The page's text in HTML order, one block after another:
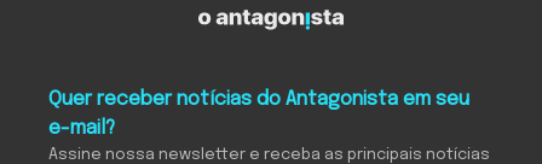
Quer receber notícias do Antagonista em seu
e-mail?
Assine nossa newsletter e receba as principais notícias